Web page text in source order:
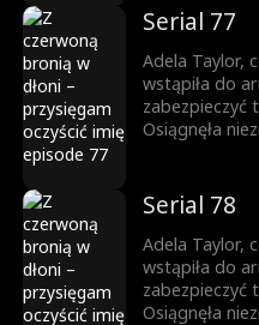
brat ją zabił.
jako
drogę
Serial 77
Adela Taylor,
wstąpiła do
zabezpieczyć
Osiągnęła
brat ją zabił.
jako
drogę
Serial 78
Adela Taylor,
wstąpiła do
zabezpieczyć
Osiągnęła